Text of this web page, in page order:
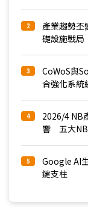
2
產業趨勢
礎設施戰局
3
CoWoS與
合強化系統
4
2026/4 NB
響 五大NB
5
Google AI
鍵支柱